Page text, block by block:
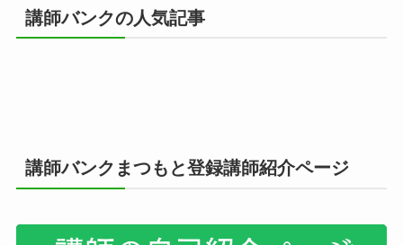
講師バンクの人気記事
講師バンクまつもと登録講師紹介ページ